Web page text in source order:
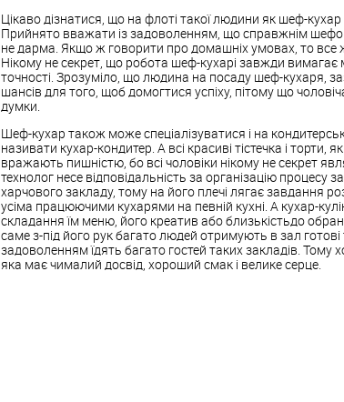
Цікаво дізнатися, що на флоті такої людини як шеф-
Прийнято вважати із задоволенням, що справжнім
не дарма. Якщо ж говорити про домашніх умовах, то все ж
Нікому не секрет, що робота шеф-кухарі завжди вимагає
точності. Зрозуміло, що людина на посаду шеф-кухаря,
шансів для того, щоб домогтися успіху, пітому що
думки.
Шеф-кухар також може спеціалізуватися і на
називати кухар-кондитер. А всі красиві тістечка і торти,
вражають пишністю, бо всі чоловіки нікому не секрет
технолог несе відповідальність за організацію процесу
харчового закладу, тому на його плечі лягає завдання
усіма працюючими кухарями на певній кухні. А кухар-
складання їм меню, його креатив або близькістьдо
саме з-під його рук багато людей отримують в зал готові
задоволенням їдять багато гостей таких закладів.
яка має чималий досвід, хороший смак і велике серце.